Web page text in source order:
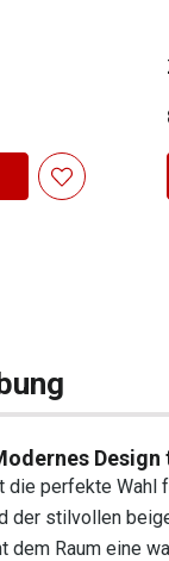
die perfekte
der stilvollen
dem Raum eine